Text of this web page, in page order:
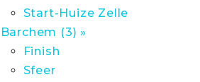
Start-Huize Zelle
Barchem (3) »
Finish
Sfeer